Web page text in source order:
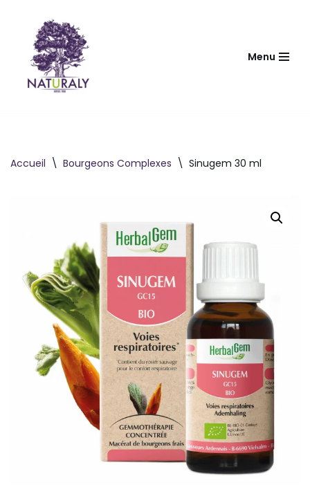
contenu
Menu
Accueil \ Bourgeons Complexes \ Sinugem 30 ml